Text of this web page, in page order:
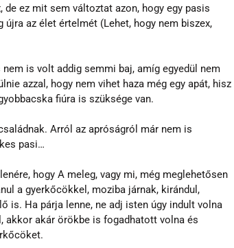
ez mit sem változtat azon, hogy egy pasis
az élet értelmét (Lehet, hogy nem biszex,
is volt addig semmi baj, amíg egyedül nem
azzal, hogy nem vihet haza még egy apát, hisz
fiúra is szüksége van.
Arról az apróságról már nem is
pasi…
hogy A meleg, vagy mi, még meglehetősen
a gyerkőcökkel, moziba járnak, kirándul,
is. Ha párja lenne, ne adj isten úgy indult volna
akkor akár örökbe is fogadhatott volna és